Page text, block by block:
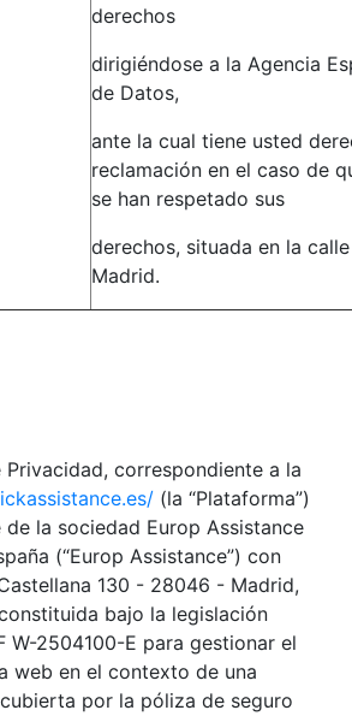
derechos
dirigiéndose a la Agencia
de Datos,
ante la cual tiene usted
reclamación en el caso de
se han respetado sus
derechos, situada en la
Madrid.
Privacidad, correspondiente a la
(la “Plataforma”)
la sociedad Europ Assistance
(“Europ Assistance”) con
130 - 28046 - Madrid,
bajo la legislación
W-2504100-E para gestionar el
web en el contexto de una
por la póliza de seguro